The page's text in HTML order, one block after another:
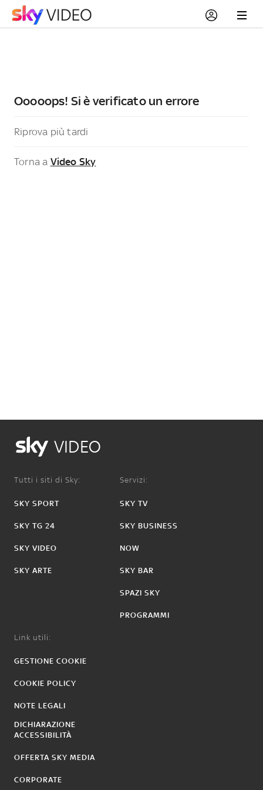
Ooooops! Si è verificato un errore
Riprova più tardi
Torna a Video Sky
VIDEO
Tutti i siti di Sky:
SKY SPORT
SKY TG 24
SKY VIDEO
SKY ARTE
Servizi:
SKY TV
SKY BUSINESS
NOW
SKY BAR
SPAZI SKY
PROGRAMMI
Link utili:
GESTIONE COOKIE
COOKIE POLICY
NOTE LEGALI
DICHIARAZIONE
ACCESSIBILITÀ
OFFERTA SKY MEDIA
CORPORATE